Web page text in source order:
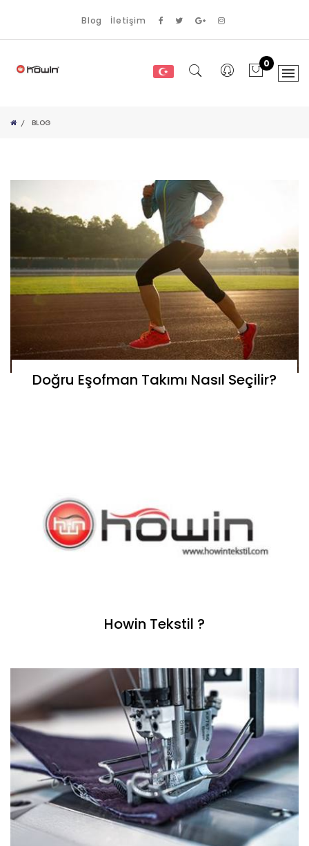
Blog İletişim
0
BLOG
Doğru Eşofman Takımı Nasıl Seçilir?
Howin Tekstil ?